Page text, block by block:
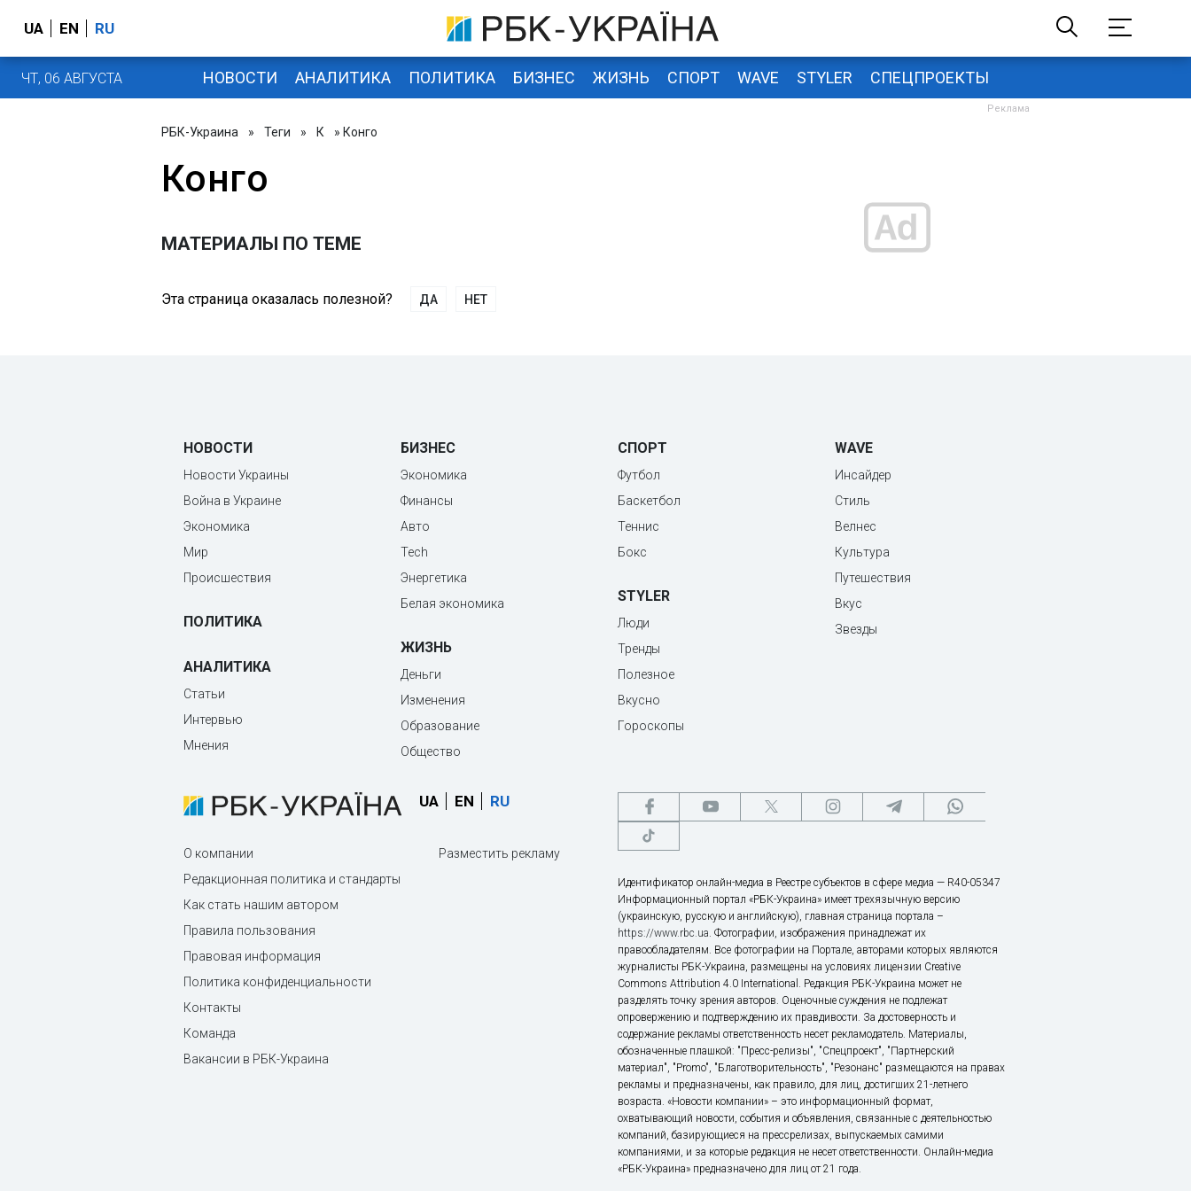
UA EN RU
ЧТ, 06 АВГУСТА НОВОСТИ АНАЛИТИКА ПОЛИТИКА БИЗНЕС ЖИЗНЬ СПОРТ WAVE STYLER СПЕЦПРОЕКТЫ
РБК-Украина » Теги » К » Конго
Конго
МАТЕРИАЛЫ ПО ТЕМЕ
Эта страница оказалась полезной? ДА НЕТ
НОВОСТИ
Новости Украины
Война в Украине
Экономика
Мир
Происшествия
ПОЛИТИКА
АНАЛИТИКА
Статьи
Интервью
Мнения
БИЗНЕС
Экономика
Финансы
Авто
Tech
Энергетика
Белая экономика
ЖИЗНЬ
Деньги
Изменения
Образование
Общество
СПОРТ
Футбол
Баскетбол
Теннис
Бокс
STYLER
Люди
Тренды
Полезное
Вкусно
Гороскопы
WAVE
Инсайдер
Стиль
Велнес
Культура
Путешествия
Вкус
Звезды
UA EN RU
О компании
Редакционная политика и стандарты
Как стать нашим автором
Правила пользования
Правовая информация
Политика конфиденциальности
Контакты
Команда
Вакансии в РБК-Украина
Разместить рекламу
Идентификатор онлайн-медиа в Реестре субъектов в сфере медиа — R40-05347
Информационный портал «РБК-Украина» имеет трехязычную версию
(украинскую, русскую и английскую), главная страница портала –
https://www.rbc.ua. Фотографии, изображения принадлежат их
правообладателям. Все фотографии на Портале, авторами которых являются
журналисты РБК-Украина, размещены на условиях лицензии Creative
Commons Attribution 4.0 International. Редакция РБК-Украина может не
разделять точку зрения авторов. Оценочные суждения не подлежат
опровержению и подтверждению их правдивости. За достоверность и
содержание рекламы ответственность несет рекламодатель. Материалы,
обозначенные плашкой: "Пресс-релизы", "Спецпроект", "Партнерский
материал", "Promo", "Благотворительность", "Резонанс" размещаются на правах
рекламы и предназначены, как правило, для лиц, достигших 21-летнего
возраста. «Новости компании» – это информационный формат,
охватывающий новости, события и объявления, связанные с деятельностью
компаний, базирующиеся на прессрелизах, выпускаемых самими
компаниями, и за которые редакция не несет ответственности. Онлайн-медиа
«РБК-Украина» предназначено для лиц от 21 года.